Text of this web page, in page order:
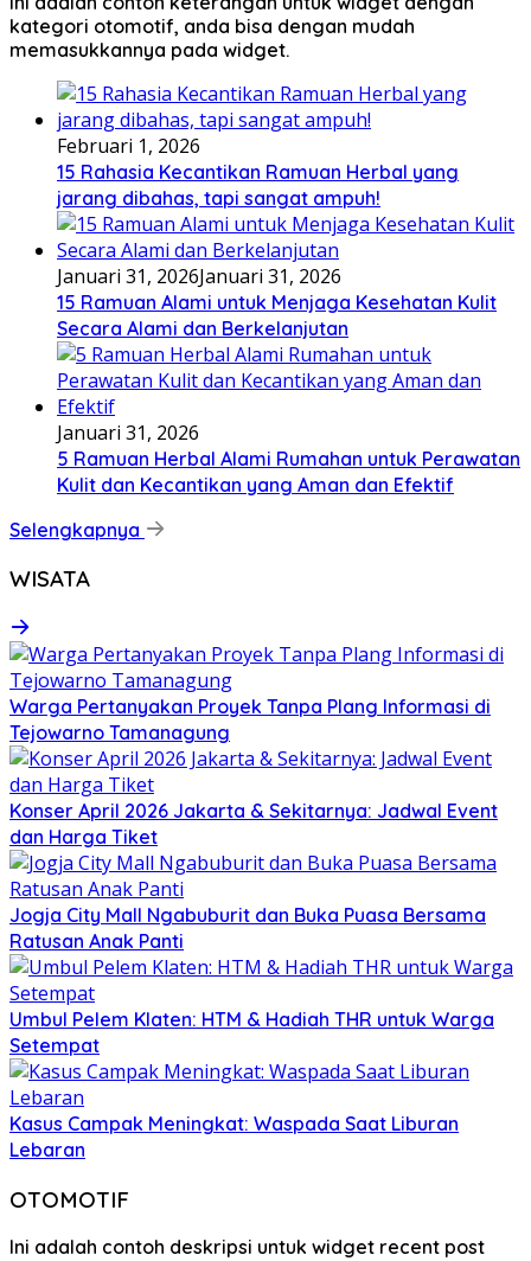
kategori otomotif, anda bisa dengan mudah
memasukkannya pada widget.
Februari 1, 2026
15 Rahasia Kecantikan Ramuan Herbal yang
jarang dibahas, tapi sangat ampuh!
Januari 31, 2026Januari 31, 2026
15 Ramuan Alami untuk Menjaga Kesehatan Kulit
Secara Alami dan Berkelanjutan
Januari 31, 2026
5 Ramuan Herbal Alami Rumahan untuk Perawatan
Kulit dan Kecantikan yang Aman dan Efektif
Selengkapnya
WISATA
Warga Pertanyakan Proyek Tanpa Plang Informasi di
Tejowarno Tamanagung
Konser April 2026 Jakarta & Sekitarnya: Jadwal Event
dan Harga Tiket
Jogja City Mall Ngabuburit dan Buka Puasa Bersama
Ratusan Anak Panti
Umbul Pelem Klaten: HTM & Hadiah THR untuk Warga
Setempat
Kasus Campak Meningkat: Waspada Saat Liburan
Lebaran
OTOMOTIF
Ini adalah contoh deskripsi untuk widget recent post